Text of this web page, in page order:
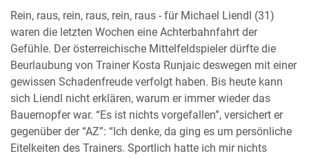
Rein, raus, rein, raus, rein, raus - für Michael Liendl (31)
waren die letzten Wochen eine Achterbahnfahrt der
Gefühle. Der österreichische Mittelfeldspieler dürfte die
Beurlaubung von Trainer Kosta Runjaic deswegen mit einer
gewissen Schadenfreude verfolgt haben. Bis heute kann
sich Liendl nicht erklären, warum er immer wieder das
Bauernopfer war. “Es ist nichts vorgefallen”, versichert er
gegenüber der “AZ”: “Ich denke, da ging es um persönliche
Eitelkeiten des Trainers. Sportlich hatte ich mir nichts